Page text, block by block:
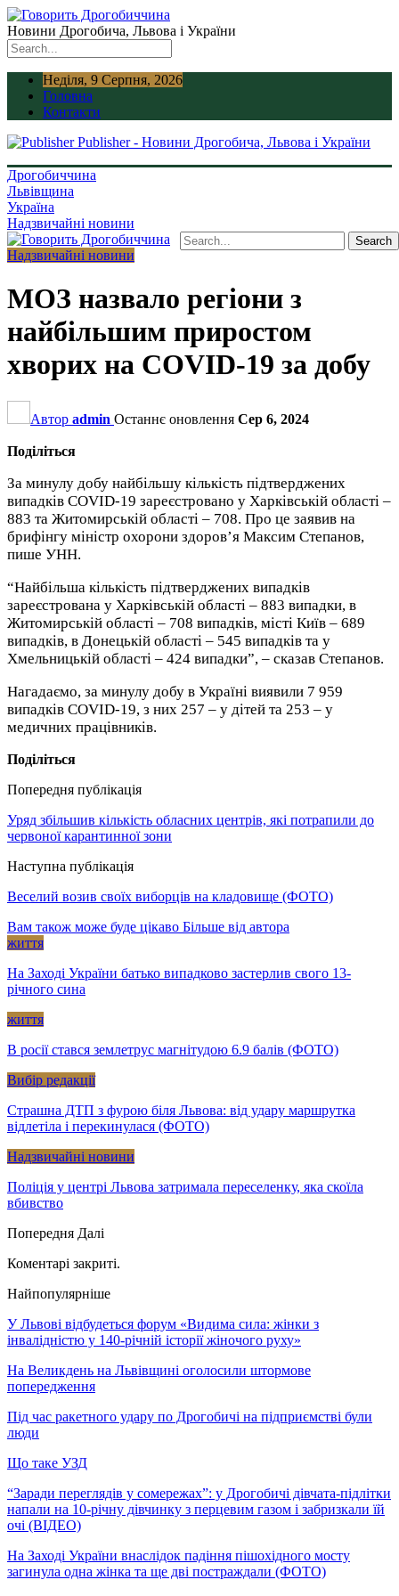
Новини Дрогобича, Львова і України
Неділя, 9 Серпня, 2026
Головна
Контакти
Publisher - Новини Дрогобича, Львова і України
Дрогобиччина
Львівщина
Україна
Надзвичайні новини
Надзвичайні новини
МОЗ назвало регіони з
найбільшим приростом
хворих на COVID-19 за добу
Автор admin Останнє оновлення Сер 6, 2024
Поділіться
За минулу добу найбільшу кількість підтверджених
випадків COVID-19 зареєстровано у Харківській області –
883 та Житомирській області – 708. Про це заявив на
брифінгу міністр охорони здоров’я Максим Степанов,
пише УНН.
“Найбільша кількість підтверджених випадків
зареєстрована у Харківській області – 883 випадки, в
Житомирській області – 708 випадків, місті Київ – 689
випадків, в Донецькій області – 545 випадків та у
Хмельницькій області – 424 випадки”, – сказав Степанов.
Нагадаємо, за минулу добу в Україні виявили 7 959
випадків COVID-19, з них 257 – у дітей та 253 – у
медичних працівників.
Поділіться
Попередня публікація
Уряд збільшив кількість обласних центрів, які потрапили до
червоної карантинної зони
Наступна публікація
Веселий возив своїх виборців на кладовище (ФОТО)
Вам також може буде цікаво Більше від автора
життя
На Заході України батько випадково застерлив свого 13-
річного сина
життя
В росії стався землетрус магнітудою 6.9 балів (ФОТО)
Вибір редакції
Страшна ДТП з фурою біля Львова: від удару маршрутка
відлетіла і перекинулася (ФОТО)
Надзвичайні новини
Поліція у центрі Львова затримала переселенку, яка скоїла
вбивство
Попередня Далі
Коментарі закриті.
Найпопулярніше
У Львові відбудеться форум «Видима сила: жінки з
інвалідністю у 140-річній історії жіночого руху»
На Великдень на Львівщині оголосили штормове
попередження
Під час ракетного удару по Дрогобичі на підприємстві були
люди
Що таке УЗД
“Заради переглядів у сомережах”: у Дрогобичі дівчата-підлітки
напали на 10-річну дівчинку з перцевим газом і забризкали їй
очі (ВІДЕО)
На Заході України внаслідок падіння пішохідного мосту
загинула одна жінка та ще дві постраждали (ФОТО)